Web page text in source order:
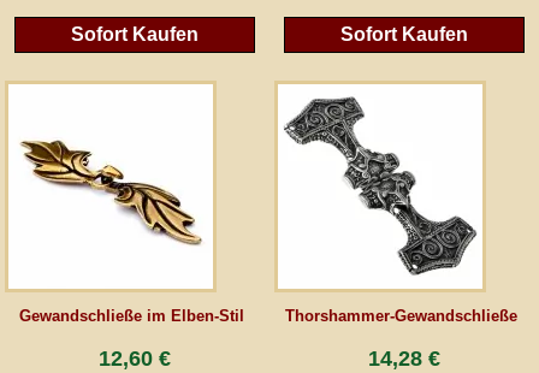
Sofort Kaufen Sofort Kaufen
Gewandschließe im Elben-Stil
12,60 €
Thorshammer-Gewandschließe
14,28 €
Vertrag wiederrufen
*Alle Preise inkl. MwSt., inkl. Verpackungskosten, zggl. Versandkosten und zzgl.
eventueller Zölle (bei Nicht-EU-Ländern). Durchgestrichene Preise entsprechen dem
bisherigen Preis bei peraperis.com.
Zur klassischen Website